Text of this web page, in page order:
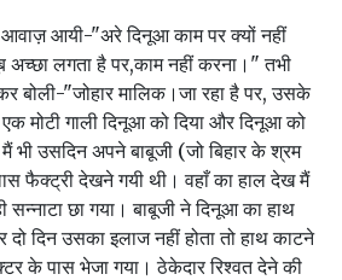
आवाज़ आयी-"अरे दिनूआ काम पर क्यों नहीं
लगता है पर,काम नहीं करना।" तभी
बोली-"जोहार मालिक।जा रहा है पर, उसके
मोटी गाली दिनूआ को दिया और दिनूआ को
उसदिन अपने बाबूजी (जो बिहार के श्रम
फैक्ट्री देखने गयी थी। वहाँ का हाल देख मैं
सन्नाटा छा गया। बाबूजी ने दिनूआ का हाथ
दिन उसका इलाज नहीं होता तो हाथ काटने
के पास भेजा गया। ठेकेदार रिश्वत देने की